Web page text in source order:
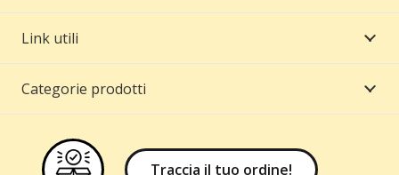
Link utili
Categorie prodotti
Traccia il tuo ordine!